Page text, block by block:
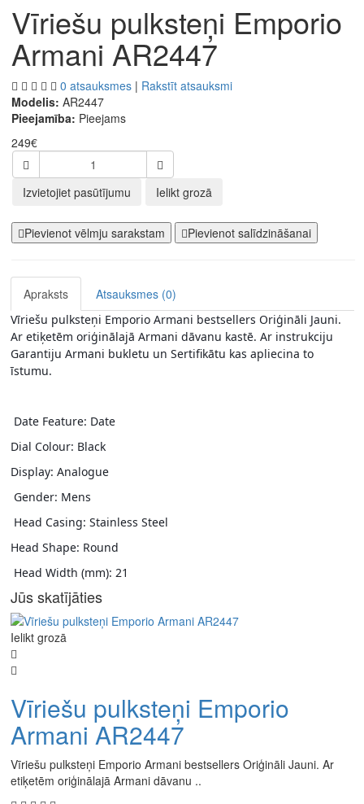
Vīriešu pulksteņi Emporio
Armani AR2447
0 atsauksmes | Rakstīt atsauksmi
Modelis: AR2447
Pieejamība: Pieejams
249€
Izvietojiet pasūtījumu Ielikt grozā
Pievienot vēlmju sarakstam Pievienot salīdzināšanai
Apraksts Atsauksmes (0)
Vīriešu pulksteņi Emporio Armani bestsellers Oriģināli Jauni.
Ar etiķetēm oriģinālajā Armani dāvanu kastē. Ar instrukciju
Garantiju Armani bukletu un Sertifikātu kas apliecina to
īstumu.
Date Feature: Date
Dial Colour: Black
Display: Analogue
Gender: Mens
Head Casing: Stainless Steel
Head Shape: Round
Head Width (mm): 21
Jūs skatījāties
Ielikt grozā
Vīriešu pulksteņi Emporio
Armani AR2447
Vīriešu pulksteņi Emporio Armani bestsellers Oriģināli Jauni. Ar
etiķetēm oriģinālajā Armani dāvanu ..